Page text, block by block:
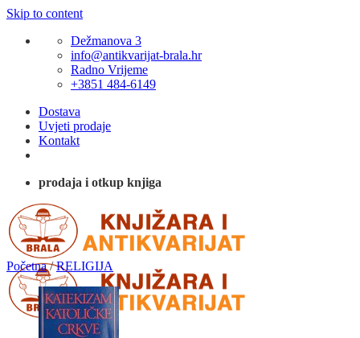
Skip to content
Dežmanova 3
info@antikvarijat-brala.hr
Radno Vrijeme
+3851 484-6149
Dostava
Uvjeti prodaje
Kontakt
prodaja i otkup knjiga
Početna / RELIGIJA